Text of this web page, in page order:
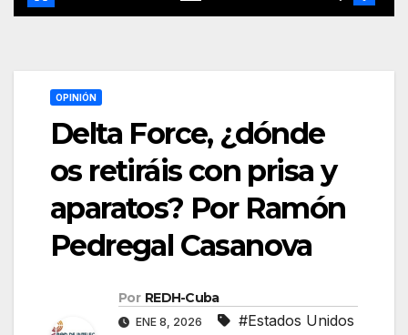
OPINIÓN
Delta Force, ¿dónde
os retiráis con prisa y
aparatos? Por Ramón
Pedregal Casanova
Por REDH-Cuba
ENE 8, 2026
#Estados Unidos